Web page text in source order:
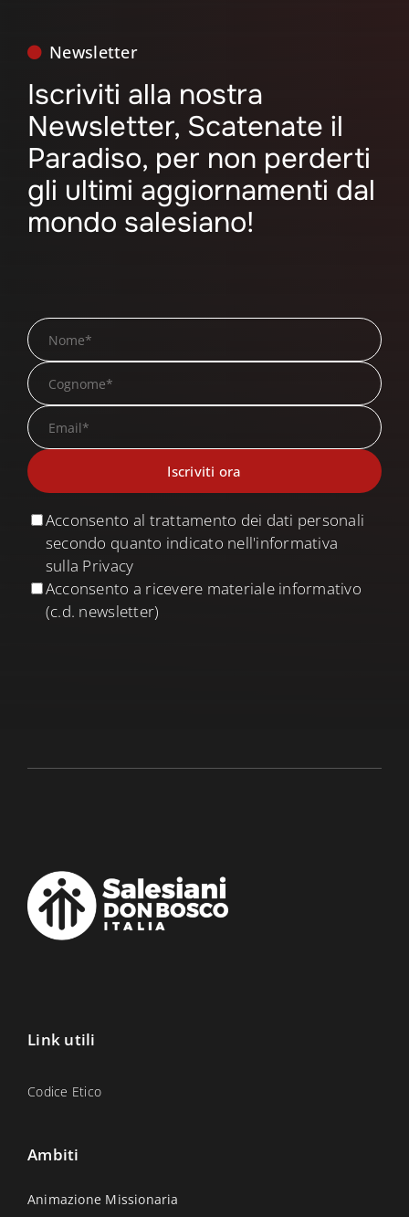
Newsletter
Iscriviti alla nostra
Newsletter, Scatenate il
Paradiso, per non perderti
gli ultimi aggiornamenti dal
mondo salesiano!
Acconsento al trattamento dei dati personali
secondo quanto indicato nell'informativa
sulla Privacy
Acconsento a ricevere materiale informativo
(c.d. newsletter)
Link utili
Codice Etico
Ambiti
Animazione Missionaria
Search
for: